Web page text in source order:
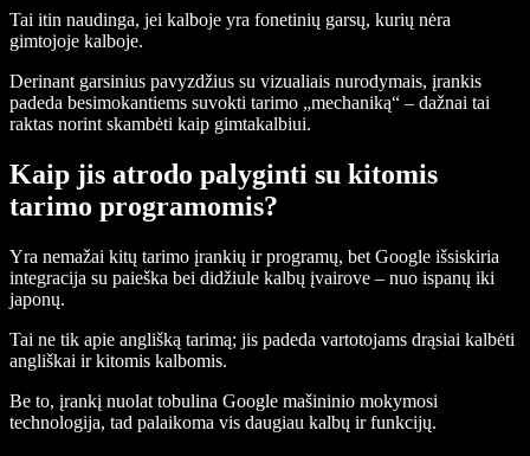
Tai itin naudinga, jei kalboje yra fonetinių garsų, kurių nėra
gimtojoje kalboje.
Derinant garsinius pavyzdžius su vizualiais nurodymais, įrankis
padeda besimokantiems suvokti tarimo „mechaniką“ – dažnai tai
raktas norint skambėti kaip gimtakalbiui.
Kaip jis atrodo palyginti su kitomis
tarimo programomis?
Yra nemažai kitų tarimo įrankių ir programų, bet Google išsiskiria
integracija su paieška bei didžiule kalbų įvairove – nuo ispanų iki
japonų.
Tai ne tik apie anglišką tarimą; jis padeda vartotojams drąsiai kalbėti
angliškai ir kitomis kalbomis.
Be to, įrankį nuolat tobulina Google mašininio mokymosi
technologija, tad palaikoma vis daugiau kalbų ir funkcijų.